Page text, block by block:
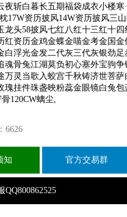
斩白暮长五期福袋成衣小楼寒
17W资历披风14W资历披风三
龙头58披风七红八红十三红十四
红资历金鸡金蝶金喵金考金国金
白浮光金发二代灰三代灰银劲足
魂骨兔江湖莫负初心塞外宝驹争
万灵当歌入蛟宫千秋铸济世菩萨
瑰挂件珠盏映粉蕊金眼镜白兔包
120CW螭尘,
6626
知 官方交易群
QQ800862525